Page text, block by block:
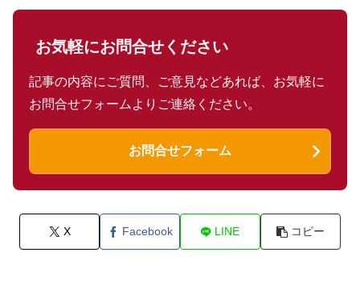
お気軽にお問合せください
記事の内容にご質問、ご意見などあれば、お気軽に
お問合せフォームよりご連絡ください。
お問合せフォーム
X Facebook LINE コピー